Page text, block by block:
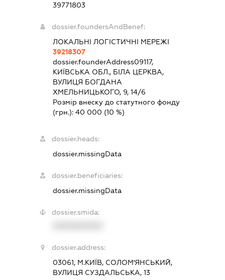
39771803
dossier.foundersAndBenef:
ЛОКАЛЬНІ ЛОГІСТИЧНІ МЕРЕЖІ
39218307
dossier.founderAddress09117,
КИЇВСЬКА ОБЛ., БІЛА ЦЕРКВА,
ВУЛИЦЯ БОГДАНА
ХМЕЛЬНИЦЬКОГО, 9, 14/6
Розмір внеску до статутного фонду
(грн.): 40 000 (10 %)
dossier.heads:
dossier.missingData
dossier.beneficiaries:
dossier.missingData
dossier.smida:
dossier.address:
03061, М.КИЇВ, СОЛОМ'ЯНСЬКИЙ,
ВУЛИЦЯ СУЗДАЛЬСЬКА, 13